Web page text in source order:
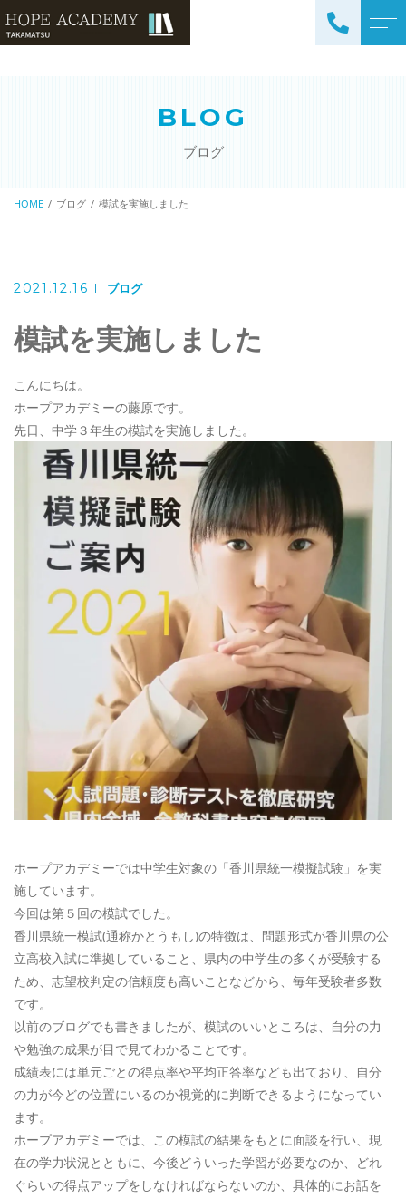
小学生コース / 高学年～
高校生コース（3科目）
英会話コース（幼児～小学
お電話によるお問い合わせ
087-887-7663
Webからのお問い合わせ
CONTACT
BLOG
ブログ
HOME ブログ 模試を実施しました
2021.12.16 ブログ
模試を実施しました
こんにちは。
ホープアカデミーの藤原です。
先日、中学３年生の模試を実施しました。
ホープアカデミーでは中学生対象の「香川県統一模擬試験」を実
施しています。
今回は第５回の模試でした。
香川県統一模試(通称かとうもし)の特徴は、問題形式が香川県の公
立高校入試に準拠していること、県内の中学生の多くが受験する
ため、志望校判定の信頼度も高いことなどから、毎年受験者多数
です。
以前のブログでも書きましたが、模試のいいところは、自分の力
や勉強の成果が目で見てわかることです。
成績表には単元ごとの得点率や平均正答率なども出ており、自分
の力が今どの位置にいるのか視覚的に判断できるようになってい
ます。
ホープアカデミーでは、この模試の結果をもとに面談を行い、現
在の学力状況とともに、今後どういった学習が必要なのか、どれ
ぐらいの得点アップをしなければならないのか、具体的にお話を